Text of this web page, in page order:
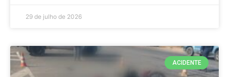
29 de julho de 2026
ACIDENTE